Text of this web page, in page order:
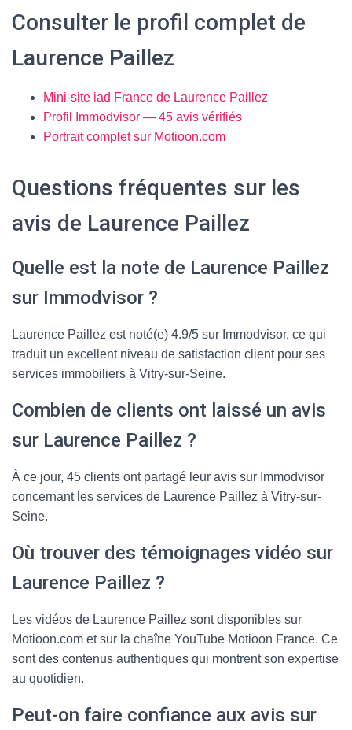
Consulter le profil complet de
Laurence Paillez
Mini-site iad France de Laurence Paillez
Profil Immodvisor — 45 avis vérifiés
Portrait complet sur Motioon.com
Questions fréquentes sur les
avis de Laurence Paillez
Quelle est la note de Laurence Paillez
sur Immodvisor ?
Laurence Paillez est noté(e) 4.9/5 sur Immodvisor, ce qui
traduit un excellent niveau de satisfaction client pour ses
services immobiliers à Vitry-sur-Seine.
Combien de clients ont laissé un avis
sur Laurence Paillez ?
À ce jour, 45 clients ont partagé leur avis sur Immodvisor
concernant les services de Laurence Paillez à Vitry-sur-
Seine.
Où trouver des témoignages vidéo sur
Laurence Paillez ?
Les vidéos de Laurence Paillez sont disponibles sur
Motioon.com et sur la chaîne YouTube Motioon France. Ce
sont des contenus authentiques qui montrent son expertise
au quotidien.
Peut-on faire confiance aux avis sur